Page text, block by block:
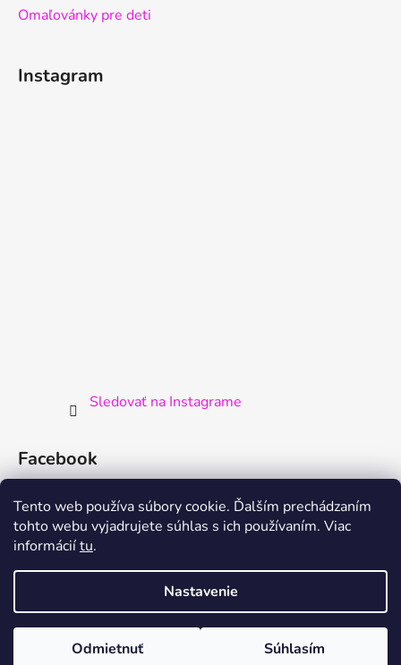
Tento web používa súbory cookie. Ďalším prechádzaním
tohto webu vyjadrujete súhlas s ich používaním. Viac
informáciítu.
Nastavenie
Odmietnuť Súhlasím
Mäkké a bezpečné detské postele a študentské postele. Revolučná
Omaľovánky pre deti
Instagram
Sledovať na Instagrame
Facebook
Vytvoril Shoptet